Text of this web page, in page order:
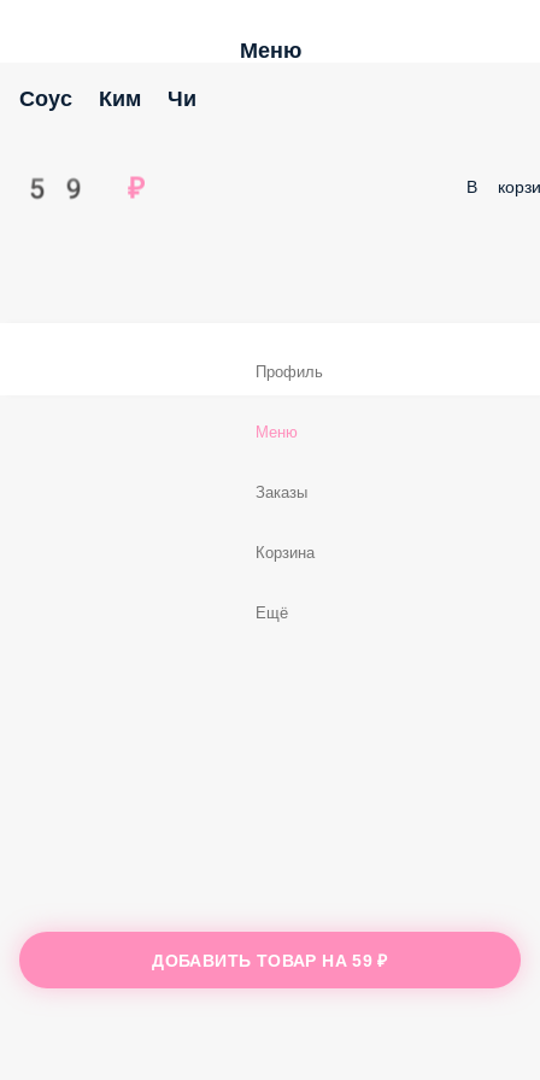
Меню
Соус Ким Чи
59 ₽ В
ДОБАВИТЬ ТОВАР НА59 ₽
Профиль
Меню
Заказы
Корзина
Ещё